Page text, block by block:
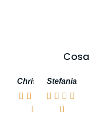
Christian
 

Stefania
   
